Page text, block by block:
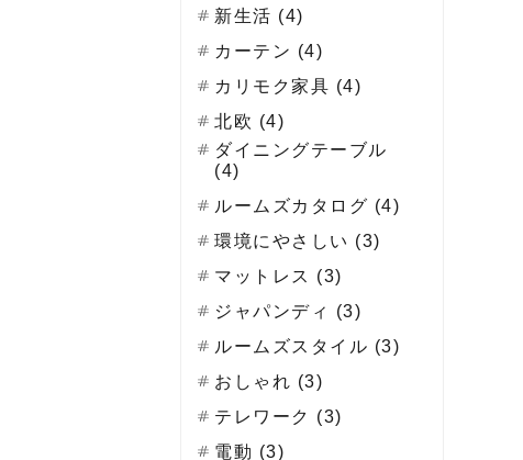
新生活 (4)
カーテン (4)
カリモク家具 (4)
北欧 (4)
ダイニングテーブル
(4)
ルームズカタログ (4)
環境にやさしい (3)
マットレス (3)
ジャパンディ (3)
ルームズスタイル (3)
おしゃれ (3)
テレワーク (3)
電動 (3)